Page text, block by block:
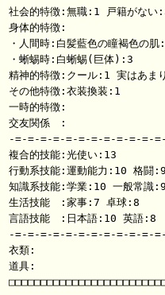
社会的特徴:無職:1 戸籍がな
身体的特徴:
・人間時:白髪藍色の瞳褐色
・蜥蜴時:白蜥蜴(巨体):3
精神的特徴:クール:1 実はあま
その他特徴:衣装換装:1
一時的特徴:
交友関係　:
-=-=-=-=-=-=-=-=-=-=-=-
複合的技能:光使い:13
行動系技能:運動能力:10 格闘
知識系技能:学業:10 一般常識
生活技能　:家事:7 卓球:8
言語技能　:日本語:10 英語:8
-=-=-=-=-=-=-=-=-=-=-=-
衣類:
道具: